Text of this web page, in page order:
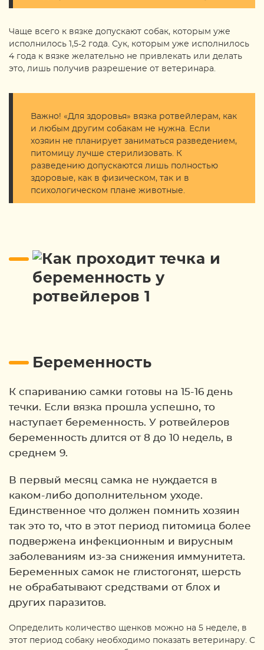
Чаще всего к вязке допускают собак, которым уже
исполнилось 1,5-2 года. Сук, которым уже исполнилось
4 года к вязке желательно не привлекать или делать
это, лишь получив разрешение от ветеринара.
Важно! «Для здоровья» вязка ротвейлерам, как
и любым другим собакам не нужна. Если
хозяин не планирует заниматься разведением,
питомицу лучше стерилизовать. К
разведению допускаются лишь полностью
здоровые, как в физическом, так и в
психологическом плане животные.
Беременность
К спариванию самки готовы на 15-16 день
течки. Если вязка прошла успешно, то
наступает беременность. У ротвейлеров
беременность длится от 8 до 10 недель, в
среднем 9.
В первый месяц самка не нуждается в
каком-либо дополнительном уходе.
Единственное что должен помнить хозяин
так это то, что в этот период питомица более
подвержена инфекционным и вирусным
заболеваниям из-за снижения иммунитета.
Беременных самок не глистогонят, шерсть
не обрабатывают средствами от блох и
других паразитов.
Определить количество щенков можно на 5 неделе, в
этот период собаку необходимо показать ветеринару. С